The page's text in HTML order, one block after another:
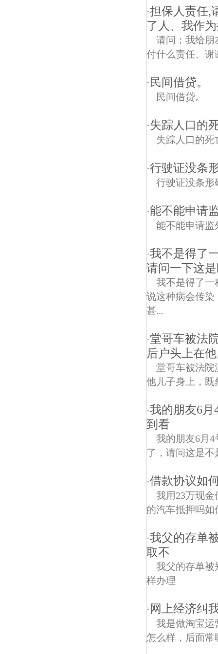
·担保人责任,
了人、我作
请问；我给朋
付什么责任、谢
· 民间借贷。
民间借贷。
·失踪人口的
失踪人口的死
·行驶证没条
行驶证没条形
·能不能申请
能不能申请监
·我不是得了
请问一下这
我不是得了一
说这种病会传染
甚...
·堂哥车被法
后户头上在
堂哥车被法院
他儿子身上，既
·我的朋友6
到看
我的朋友6月
了，请问这是不
·借款协议如
我用23万现
的汽车抵押吗如
·我父的存单
取不
我父的存单被
样办理
· 网上经济纠
我是做淘宝运
怎么样，后面常